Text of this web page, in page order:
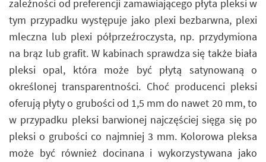
zależności od preferencji zamawiającego płyta pleksi w
tym przypadku występuje jako plexi bezbarwna, plexi
mleczna lub plexi półprzeźroczysta, np. przydymiona
na brąz lub grafit. W kabinach sprawdza się także biała
pleksi opal, która może być płytą satynowaną o
określonej transparentności. Choć producenci pleksi
oferują płyty o grubości od 1,5 mm do nawet 20 mm, to
w przypadku pleksi barwionej najczęściej sięga się po
pleksi o grubości co najmniej 3 mm. Kolorowa pleksa
może być również docinana i wykorzystywana jako